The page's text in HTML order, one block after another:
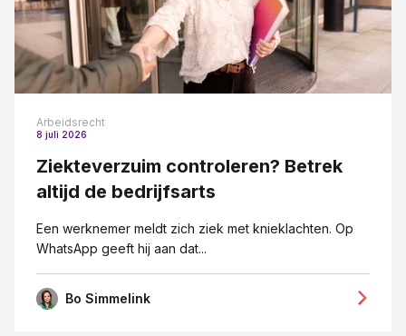
Reorganisatie
Vastgoedrecht
Vennootschapsrecht
VSO
Wet DBA
WHOA
Ziekte
Arbeidsrecht
8 juli 2026
Ziekteverzuim controleren? Betrek
altijd de bedrijfsarts
Een werknemer meldt zich ziek met knieklachten. Op
WhatsApp geeft hij aan dat...
Bo Simmelink